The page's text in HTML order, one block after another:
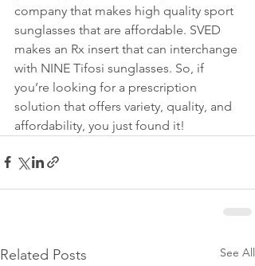
company that makes high quality sport
sunglasses that are affordable. SVED
makes an Rx insert that can interchange
with NINE Tifosi sunglasses. So, if
you’re looking for a prescription
solution that offers variety, quality, and
affordability, you just found it!
Related Posts See All